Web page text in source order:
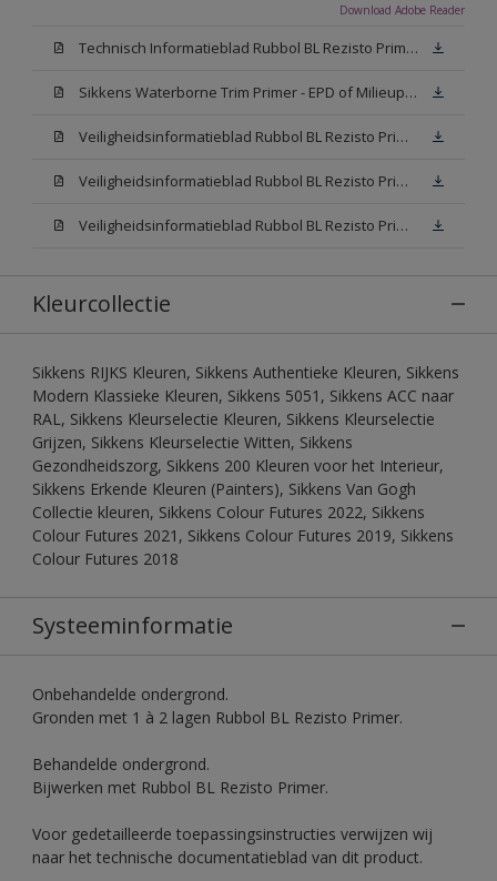
Download Adobe Reader
Technisch Informatieblad Rubbol BL Rezisto Primer (New Livery) (PDF)
Sikkens Waterborne Trim Primer - EPD of Milieuproductverklaring
Veiligheidsinformatieblad Rubbol BL Rezisto Primer N00 (MSDS)
Veiligheidsinformatieblad Rubbol BL Rezisto Primer White (MSDS)
Veiligheidsinformatieblad Rubbol BL Rezisto Primer W05 (MSDS)
Kleurcollectie
Sikkens RIJKS Kleuren, Sikkens Authentieke Kleuren, Sikkens
Modern Klassieke Kleuren, Sikkens 5051, Sikkens ACC naar
RAL, Sikkens Kleurselectie Kleuren, Sikkens Kleurselectie
Grijzen, Sikkens Kleurselectie Witten, Sikkens
Gezondheidszorg, Sikkens 200 Kleuren voor het Interieur,
Sikkens Erkende Kleuren (Painters), Sikkens Van Gogh
Collectie kleuren, Sikkens Colour Futures 2022, Sikkens
Colour Futures 2021, Sikkens Colour Futures 2019, Sikkens
Colour Futures 2018
Systeeminformatie
Onbehandelde ondergrond.
Gronden met 1 à 2 lagen Rubbol BL Rezisto Primer.
Behandelde ondergrond.
Bijwerken met Rubbol BL Rezisto Primer.
Voor gedetailleerde toepassingsinstructies verwijzen wij
naar het technische documentatieblad van dit product.